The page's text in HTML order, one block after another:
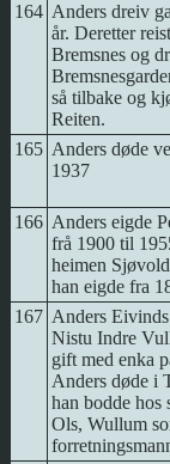
164 Anders dreiv
år. Deretter
Bremsnes og
så tilbake og
Reiten.
165 Anders døde
1937
166 Anders eigde
frå 1900 til
heimen
han eigde fra
167 Anders
Nistu Indre
gift med enka
Anders døde i
han bodde hos
Ols, Wullum